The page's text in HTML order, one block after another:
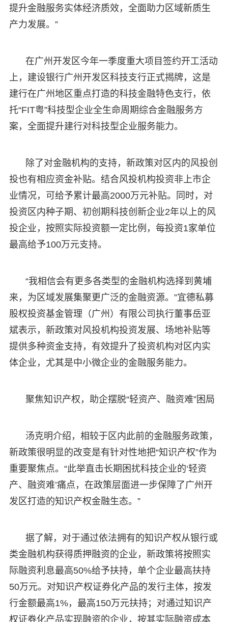
提升金融服务实体经济质效，全面助力区域新质生
产力发展。”
在广州开发区今年一季度重大项目签约开工活动
上，建设银行广州开发区科技支行正式揭牌，这是
建行在广州地区重点打造的科技金融特色支行，依
托“FIT粤”科技型企业全生命周期综合金融服务方
案，全面提升建行对科技型企业服务能力。
除了对金融机构的支持，新政策对区内的风投创
投也有相应资金补贴。结合风投机构投资非上市企
业情况，可给予累计最高2000万元补贴。同时，对
投资区内种子期、初创期科技创新企业2年以上的风
投企业，按照实际投资额一定比例，每投资1家单位
最高给予100万元支持。
“我相信会有更多各类型的金融机构选择到黄埔
来，为区域发展集聚更广泛的金融资源。”宜德私募
股权投资基金管理（广州）有限公司执行董事岳亚
斌表示，新政策对风投机构投资发展、场地补贴等
提供多种资金支持，有效提升了投资机构对区内实
体企业，尤其是中小微企业的金融服务能力。
聚焦知识产权，助企摆脱“轻资产、融资难”困局
汤克明介绍，相较于区内此前的金融服务政策，
新政策很明显的改变是有针对性地把“知识产权”作为
重要聚焦点。“此举直击长期困扰科技企业的‘轻资
产、融资难’痛点，在政策层面进一步保障了广州开
发区打造的知识产权金融生态。”
据了解，对于通过依法拥有的知识产权从银行或
类金融机构获得质押融资的企业，新政策将按照实
际融资利息最高50%给予扶持，单个企业最高扶持
50万元。对知识产权证券化产品的发行主体，按发
行金额最高1%，最高150万元扶持；对通过知识产
权证券化产品实现融资的企业，按其实际融资成本